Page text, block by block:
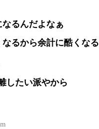
るんだよなぁ
るから余計に酷くなる
したい派やから